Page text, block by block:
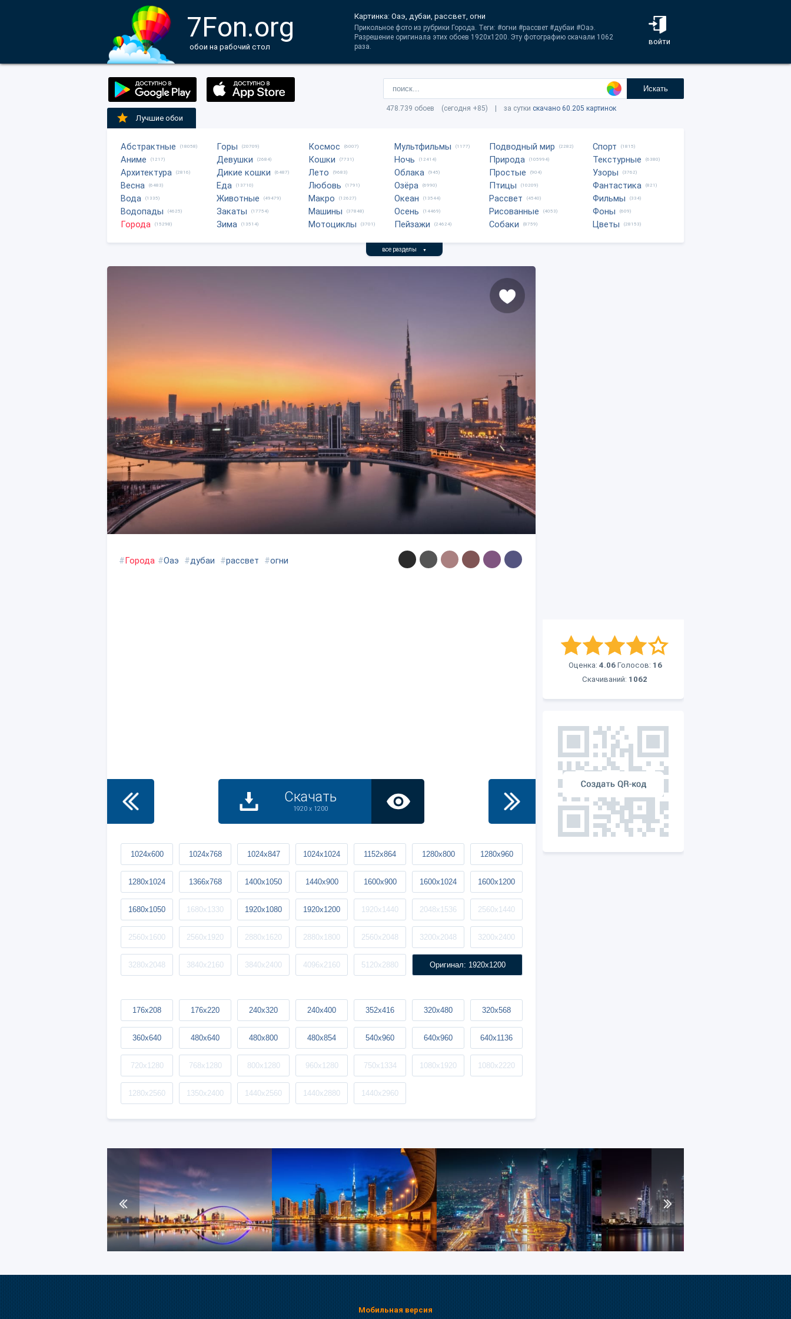
7Fon.org
обои на рабочий стол
войти
Картинка: Оаэ, дубаи, рассвет, огни
Прикольное фото из рубрики Города. Теги: #огни #рассвет #дубаи #Оаэ.
Разрешение оригинала этих обоев 1920x1200. Эту фотографию скачали 1062
раза.
Искать
478.739 обоев (сегодня +85) | за сутки скачано 60.205 картинок
Лучшие обои
Абстрактные (18058)
Аниме (1217)
Архитектура (2816)
Весна (6483)
Вода (1335)
Водопады (4625)
Города (15298)
Горы (20709)
Девушки (2684)
Дикие кошки (6487)
Еда (13710)
Животные (49479)
Закаты (17754)
Зима (13514)
Космос (6007)
Кошки (7731)
Лето (9683)
Любовь (1791)
Макро (12627)
Машины (37848)
Мотоциклы (3701)
Мультфильмы (1177)
Ночь (12414)
Облака (945)
Озёра (6990)
Океан (13544)
Осень (14469)
Пейзажи (24624)
Подводный мир (2282)
Природа (105994)
Простые (904)
Птицы (10209)
Рассвет (4540)
Рисованные (4053)
Собаки (8759)
Спорт (1815)
Текстурные (6380)
Узоры (3762)
Фантастика (821)
Фильмы (334)
Фоны (609)
Цветы (28153)
все разделы ▼
Оценка: 4.06 Голосов: 16
Скачиваний: 1062
#Города #Оаэ #дубаи #рассвет #огни
Скачать
1920 x 1200
1024x600 1024x768 1024x847 1024x1024 1152x864 1280x800 1280x960
1280x1024 1366x768 1400x1050 1440x900 1600x900 1600x1024 1600x1200
1680x1050 1680x1330 1920x1080 1920x1200 1920x1440 2048x1536 2560x1440
2560x1600 2560x1920 2880x1620 2880x1800 2560x2048 3200x2048 3200x2400
3280x2048 3840x2160 3840x2400 4096x2160 5120x2880 Оригинал: 1920x1200
176x208 176x220 240x320 240x400 352x416 320x480 320x568
360x640 480x640 480x800 480x854 540x960 640x960 640x1136
720x1280 768x1280 800x1280 960x1280 750x1334 1080x1920 1080x2220
1280x2560 1350x2400 1440x2560 1440x2880 1440x2960
Мобильная версия